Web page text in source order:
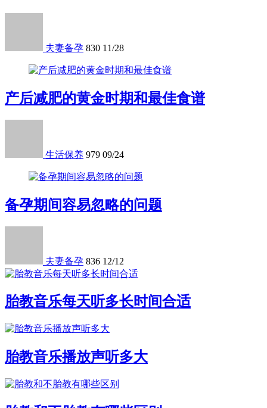
夫妻备孕 830 11/28
产后减肥的黄金时期和最佳食谱
生活保养 979 09/24
备孕期间容易忽略的问题
夫妻备孕 836 12/12
胎教音乐每天听多长时间合适
胎教音乐播放声听多大